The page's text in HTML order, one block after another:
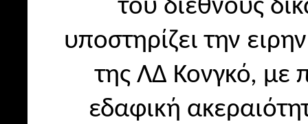
του διεθνούς
υποστηρίζει την
της ΛΔ Κονγκό, με
εδαφική